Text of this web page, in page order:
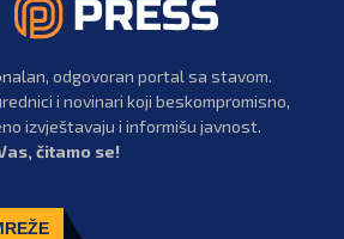
odgovoran portal sa stavom.
i novinari koji beskompromisno,
izvještavaju i informišu javnost.
čitamo se!